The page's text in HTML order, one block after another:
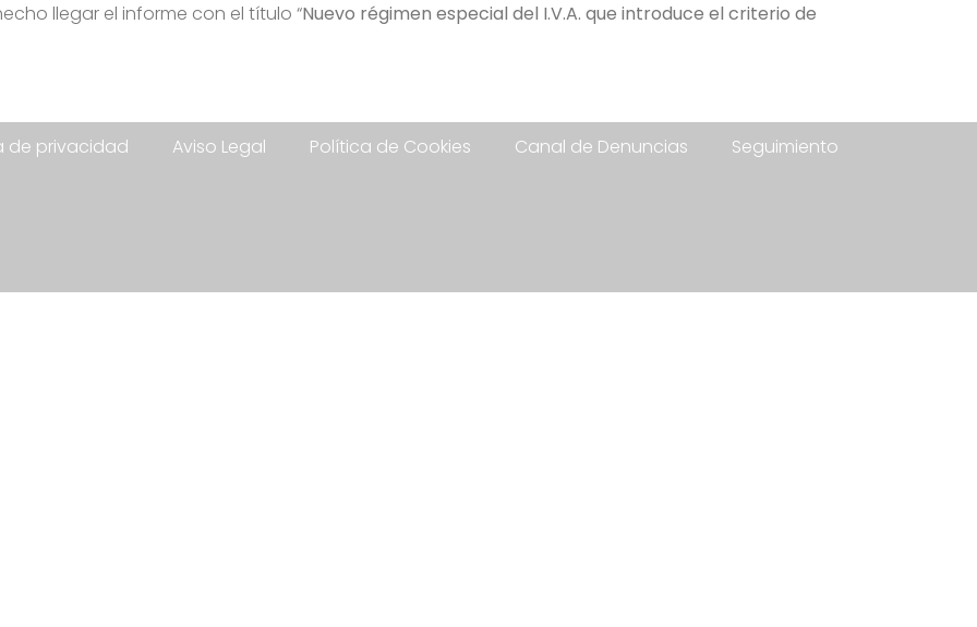
llegar el informe con el título “Nuevo régimen especial del I.V.A. que introduce el criterio de
de privacidad Aviso Legal Política de Cookies Canal de Denuncias Seguimiento